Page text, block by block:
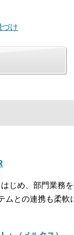
づけ
じめ、部門業務
ムとの連携も柔軟